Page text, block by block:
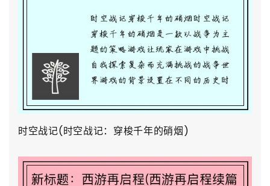
时空战记(时空战记：穿梭千年的硝烟)